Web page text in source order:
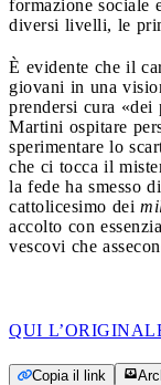
formazione sociale
diversi livelli, le
È evidente che il
giovani in una
prendersi cura
Martini ospitare
sperimentare lo
che ci tocca il
la fede ha smesso
cattolicesimo dei
accolto con
vescovi che
QUI
Copia il link